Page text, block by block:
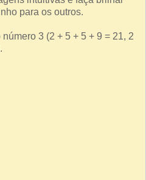
para os outros.
3 (2 + 5 + 5 + 9 = 21, 2
.